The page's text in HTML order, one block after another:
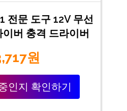
전문 도구 12V 무선
버 충격 드라이버
원
인지 확인하기